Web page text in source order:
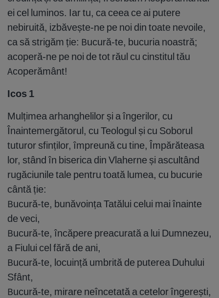
ei cel luminos. Iar tu, ca ceea ce ai putere
nebiruită, izbăvește-ne pe noi din toate nevoile,
ca să strigăm ție: Bucură-te, bucuria noastră;
acoperă-ne pe noi de tot răul cu cinstitul tău
Acoperământ!
Icos 1
Mulțimea arhanghelilor și a îngerilor, cu
Înaintemergătorul, cu Teologul și cu Soborul
tuturor sfinților, împreună cu tine, Împărăteasa
lor, stând în biserica din Vlaherne și ascultând
rugăciunile tale pentru toată lumea, cu bucurie
cântă ție:
Bucură-te, bunăvoința Tatălui celui mai înainte
de veci,
Bucură-te, încăpere preacurată a lui Dumnezeu,
a Fiului cel fără de ani,
Bucură-te, locuință umbrită de puterea Duhului
Sfânt,
Bucură-te, mirare neîncetată a cetelor îngerești,